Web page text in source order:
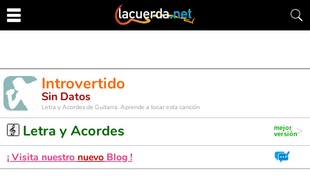
Introvertido
Sin Datos
Letra y Acordes de Guitarra. Aprende a tocar esta canción
Letra y Acordes
¡ Visita nuestro nuevo Blog !